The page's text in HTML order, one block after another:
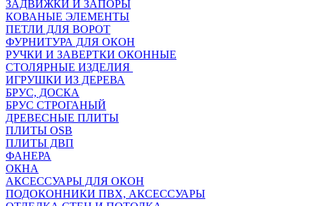
ЗАДВИЖКИ И ЗАПОРЫ
КОВАНЫЕ ЭЛЕМЕНТЫ
ПЕТЛИ ДЛЯ ВОРОТ
ФУРНИТУРА ДЛЯ ОКОН
РУЧКИ И ЗАВЕРТКИ ОКОННЫЕ
СТОЛЯРНЫЕ ИЗДЕЛИЯ
ИГРУШКИ ИЗ ДЕРЕВА
БРУС, ДОСКА
БРУС СТРОГАНЫЙ
ДРЕВЕСНЫЕ ПЛИТЫ
ПЛИТЫ OSB
ПЛИТЫ ДВП
ФАНЕРА
ОКНА
АКСЕССУАРЫ ДЛЯ ОКОН
ПОДОКОННИКИ ПВХ, АКСЕССУАРЫ